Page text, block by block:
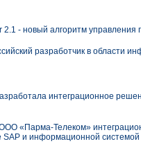
2.1 - новый алгоритм управления
разработчик в области
интеграционное
«Парма-Телеком»
SAP и информационной